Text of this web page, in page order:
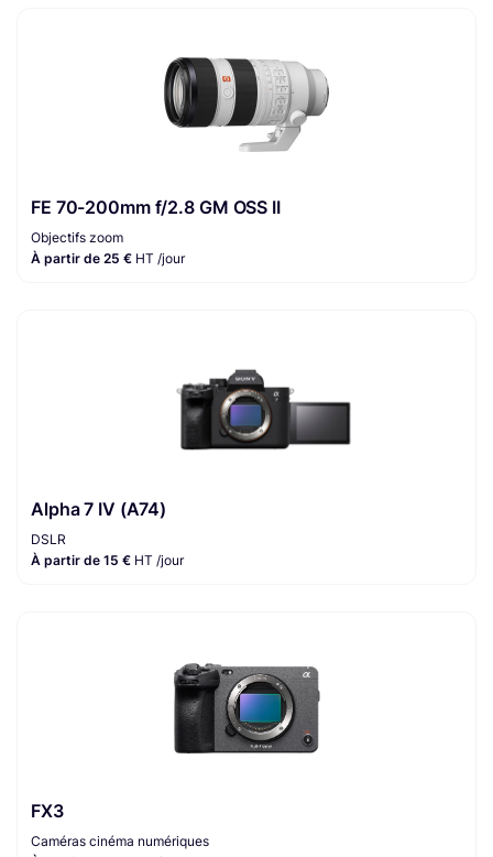
FE 70-200mm f/2.8 GM OSS II
Objectifs zoom
À partir de 25 € HT /jour
Alpha 7 IV (A74)
DSLR
À partir de 15 € HT /jour
FX3
Caméras cinéma numériques